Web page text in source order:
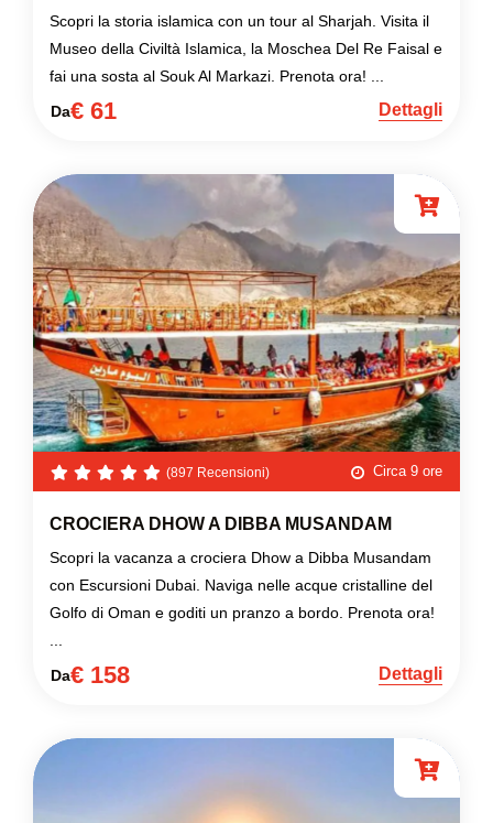
Scopri la storia islamica con un tour al Sharjah. Visita il
Museo della Civiltà Islamica, la Moschea Del Re Faisal e
fai una sosta al Souk Al Markazi. Prenota ora! ...
Da€ 61 Dettagli
(897 Recensioni) Circa 9 ore
CROCIERA DHOW A DIBBA MUSANDAM
Scopri la vacanza a crociera Dhow a Dibba Musandam
con Escursioni Dubai. Naviga nelle acque cristalline del
Golfo di Oman e goditi un pranzo a bordo. Prenota ora!
...
Da€ 158 Dettagli